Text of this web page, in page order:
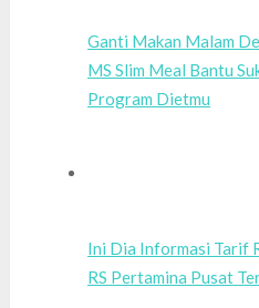
Ganti Makan Malam
MS Slim Meal Bantu
Program Dietmu
Ini Dia Informasi Tarif
RS Pertamina Pusat